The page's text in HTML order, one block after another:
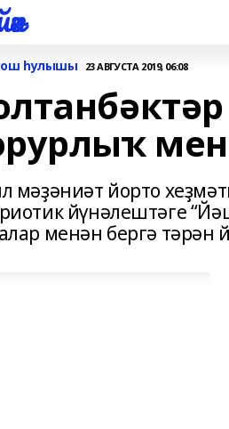
һулышы 23 АВГУСТА 2019, 06:08
мәҙәниәт йорто
йүнәлештәге
менән бергә